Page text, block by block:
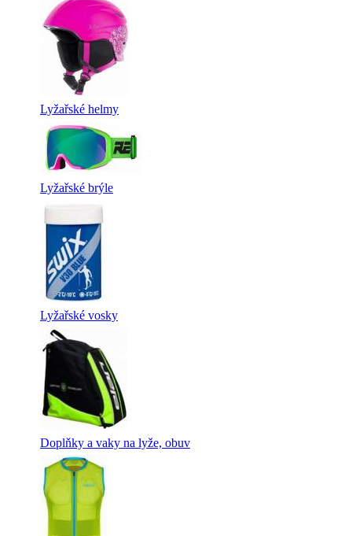
Lyžařské helmy
Lyžařské brýle
Lyžařské vosky
Doplňky a vaky na lyže, obuv